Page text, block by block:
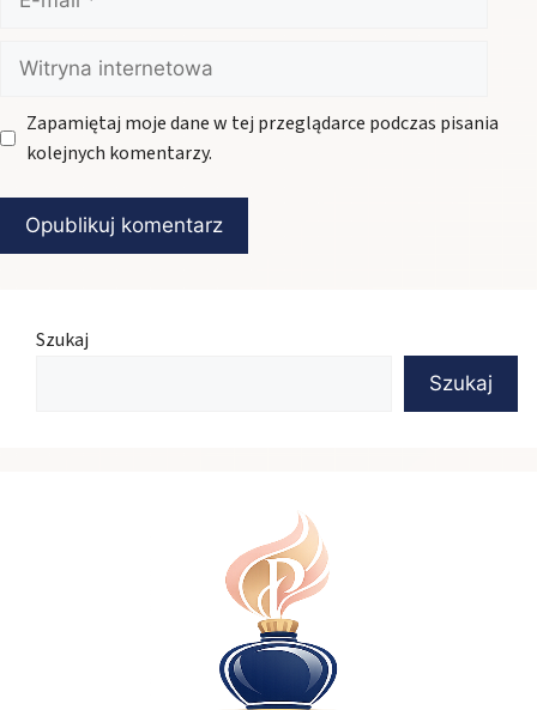
mail
Witryna
internetowa
Zapamiętaj moje dane w tej przeglądarce podczas pisania
kolejnych komentarzy.
Szukaj
Szukaj